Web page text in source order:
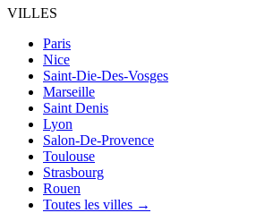
VILLES
Paris
Nice
Saint-Die-Des-Vosges
Marseille
Saint Denis
Lyon
Salon-De-Provence
Toulouse
Strasbourg
Rouen
Toutes les villes →